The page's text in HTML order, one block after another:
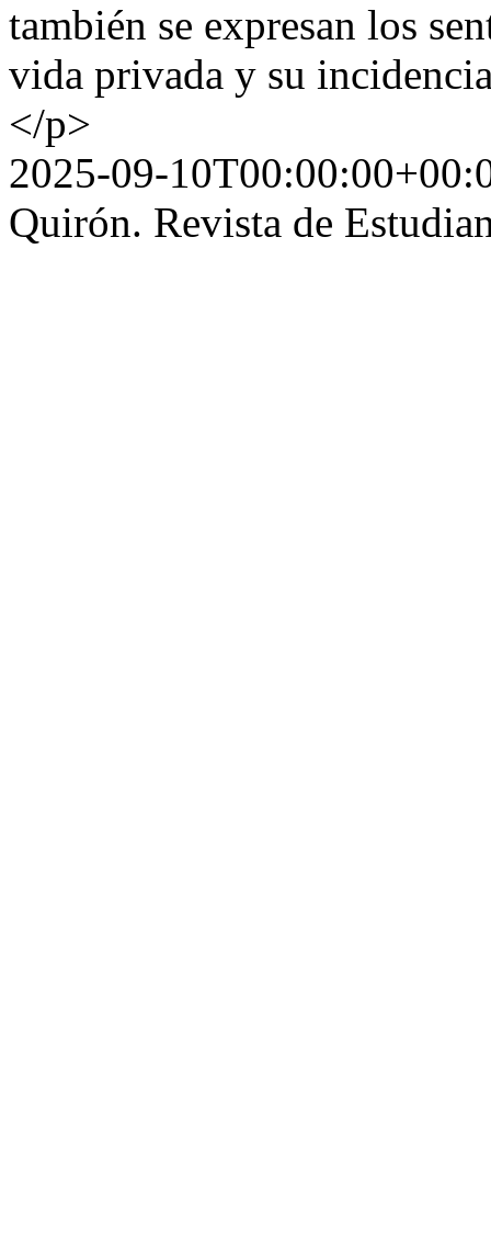
también se expresan los
vida privada y su
</p>
2025-09-
Quirón. Revista de